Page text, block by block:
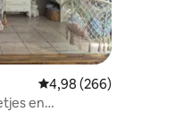
218 recensies
Gemiddelde
4,98 (266)
en